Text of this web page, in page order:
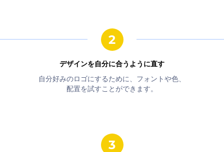
デザインを自分に合うように直す
自分好みのロゴにするために、フォントや色、
配置を試すことができます。